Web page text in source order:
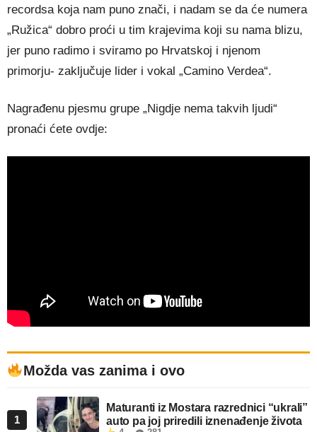
recordsa koja nam puno znači, i nadam se da će numera
„Ružica“ dobro proći u tim krajevima koji su nama blizu,
jer puno radimo i sviramo po Hrvatskoj i njenom
primorju- zaključuje lider i vokal „Camino Verdea“.
Nagrađenu pjesmu grupe „Nigdje nema takvih ljudi“
pronaći ćete ovdje:
Možda vas zanima i ovo
1
Maturanti iz Mostara razrednici “ukrali”
auto pa joj priredili iznenađenje života